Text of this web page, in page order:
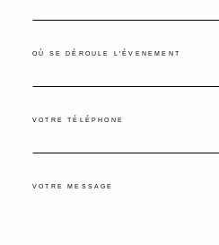
OÙ SE DÉROULE L'ÉVENEMENT
VOTRE TÉLÉPHONE
VOTRE MESSAGE